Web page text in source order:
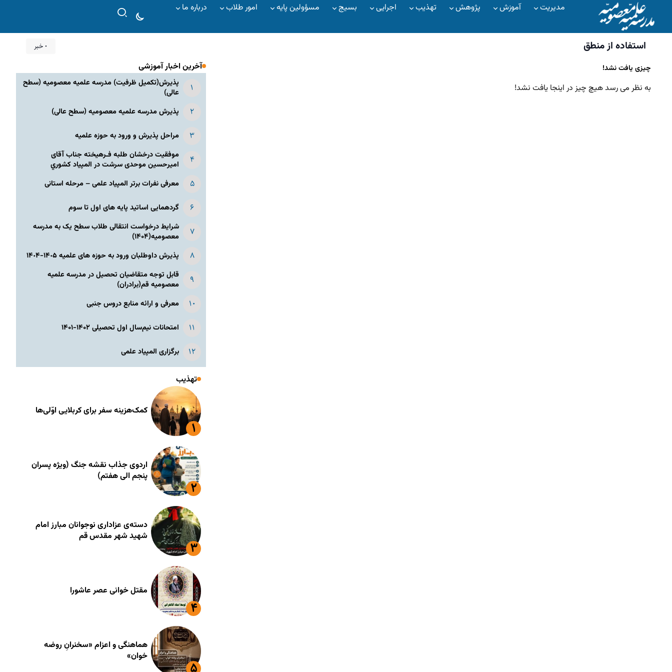
مدیریت آموزش پژوهش تهذیب اجرایی بسیج مسؤولین پایه امور طلاب درباره ما
استفاده از منطق ۰ خبر
چیزی یافت نشد!
به نظر می رسد هیچ چیز در اینجا یافت نشد!
آخرین اخبار آموزشی
پذیرش(تکمیل ظرفیت) مدرسه علمیه معصومیه‌ (سطح
عالی)
پذیرش مدرسه علمیه معصومیه‌ (سطح عالی)
مراحل پذیرش و ورود به حوزه علمیه
موفقیت درخشان طلبه فـرهیخته جناب آقای
امیرحسین موحدی سرشت در المپياد كشوري
معرفی نفرات برتر المپیاد علمی – مرحله استانی
گردهمایی اساتید پایه های اول تا سوم
شرایط درخواست انتقالی طلاب سطح یک به مدرسه
معصومیه(۱۴۰۴)
پذیرش داوطلبان ورود به حوزه های علمیه ١۴٠۵-١۴٠۴
قابل توجه متقاضیان تحصیل در مدرسه علمیه
معصومیه قم(برادران)
معرفی و ارائه منابع دروس جنبی
امتحانات نیم‌سال اول تحصیلی ۱۴۰۲-۱۴۰۱
برگزاری المپیاد علمی
تهذیب
کمک‌هزینه سفر برای کربلایی اوّلی‌ها
اردوی جذاب نقشه جنگ (ویژه پسران
پنجم الی هفتم)
دسته‌ی عزاداری نوجوانان مبارز امام
شهید شهر مقدس قم
مقتل خوانی عصر عاشورا
هماهنگی و اعزام «سخنرانِ روضه
خوان»